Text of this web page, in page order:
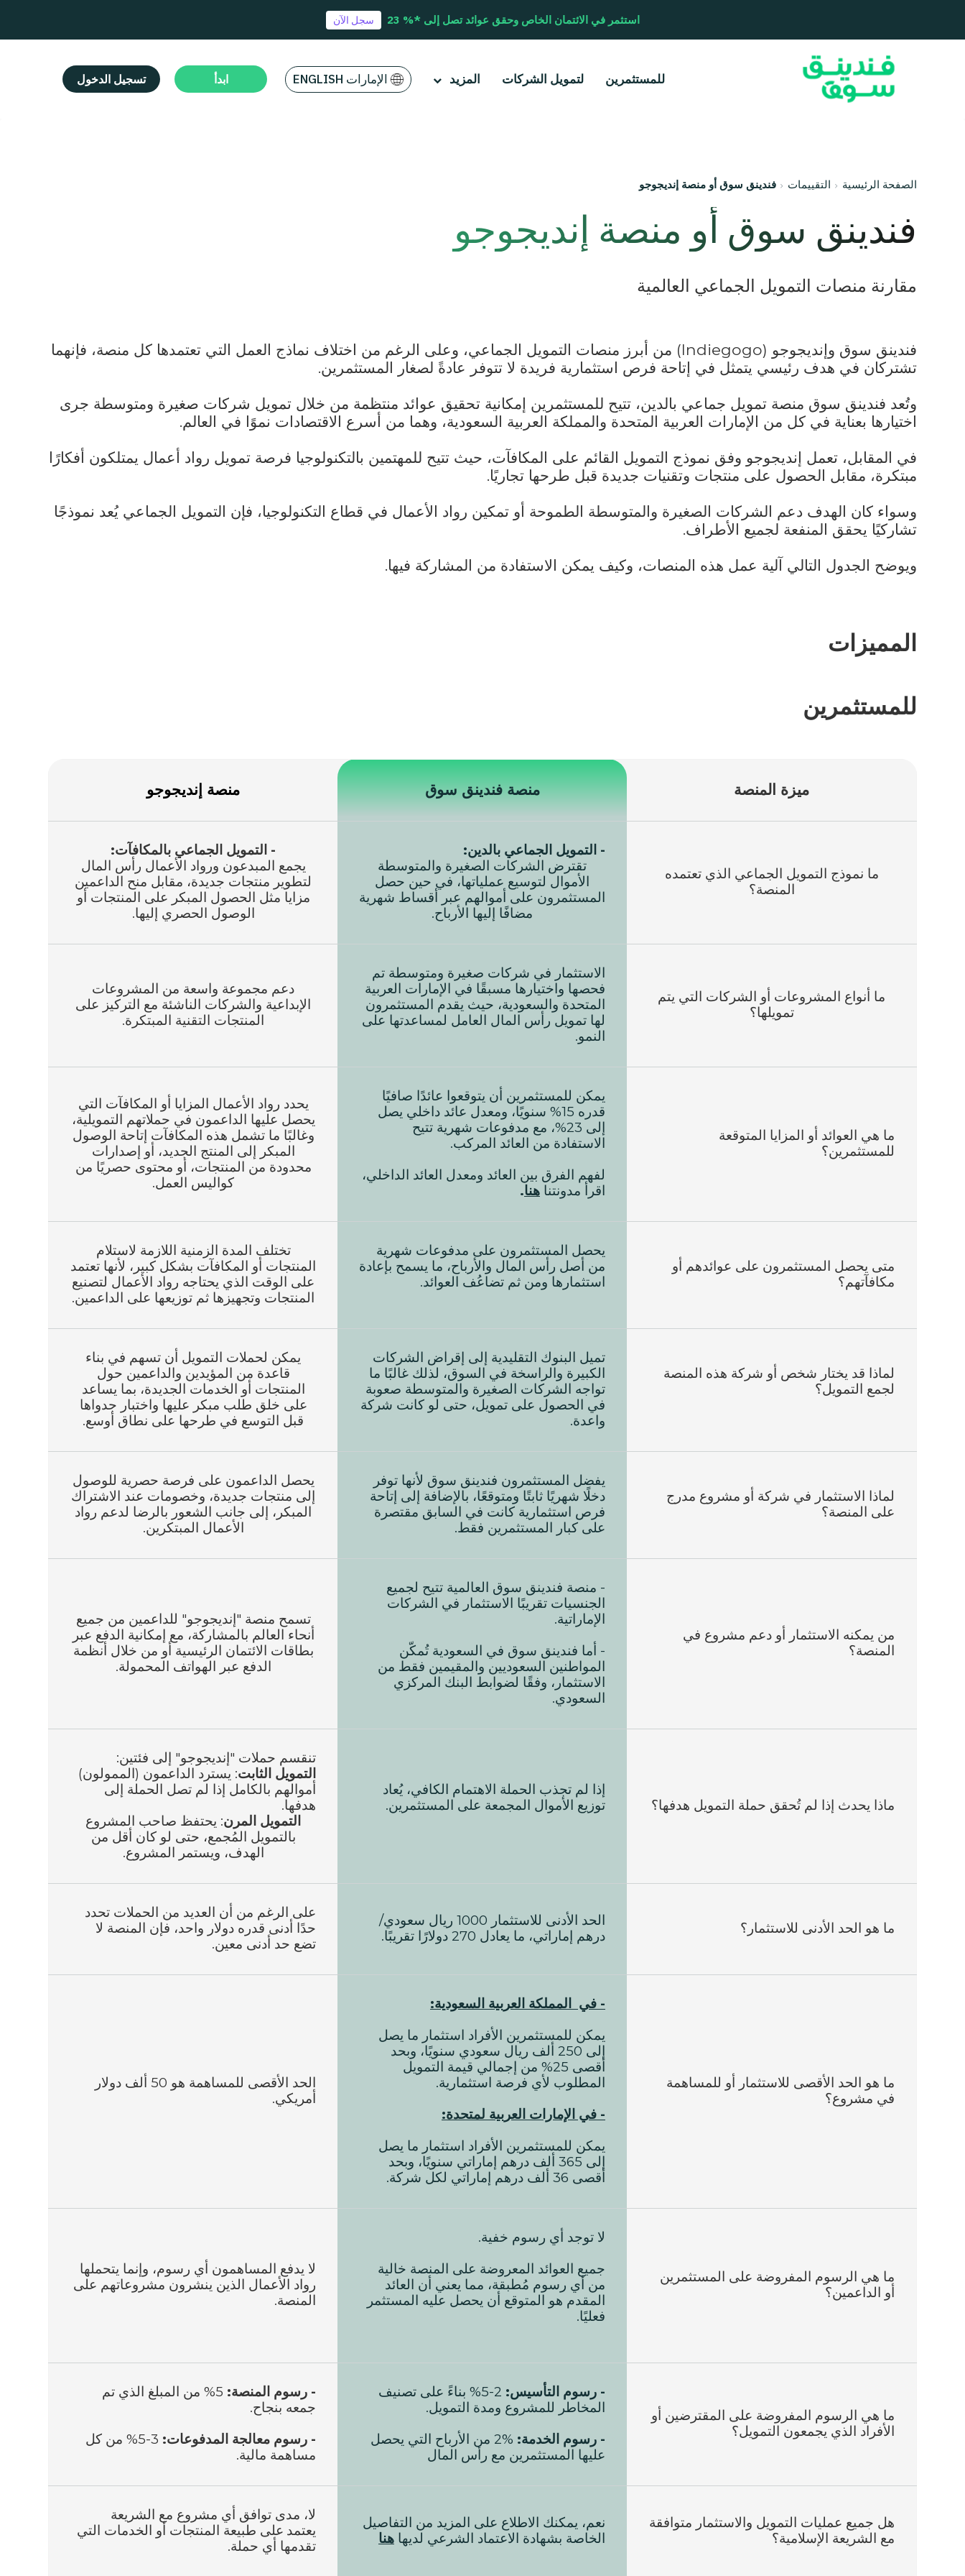
استثمر في الائتمان الخاص وحقق عوائد تصل إلى *% 23 سجل الآن
للمستثمرين لتمويل الشركات المزيد الإمارات ENGLISH ابدأ تسجيل الدخول
الصفحة الرئيسية التقييمات فندينق سوق أو منصة إنديجوجو
فندينق سوق أو منصة إنديجوجو
مقارنة منصات التمويل الجماعي العالمية
فندينق سوق وإنديجوجو (Indiegogo) من أبرز منصات التمويل الجماعي، وعلى الرغم من اختلاف نماذج العمل التي تعتمدها كل منصة، فإنهما
تشتركان في هدف رئيسي يتمثل في إتاحة فرص استثمارية فريدة لا تتوفر عادةً لصغار المستثمرين.
وتُعد فندينق سوق منصة تمويل جماعي بالدين، تتيح للمستثمرين إمكانية تحقيق عوائد منتظمة من خلال تمويل شركات صغيرة ومتوسطة جرى
اختيارها بعناية في كل من الإمارات العربية المتحدة والمملكة العربية السعودية، وهما من أسرع الاقتصادات نموًا في العالم.
في المقابل، تعمل إنديجوجو وفق نموذج التمويل القائم على المكافآت، حيث تتيح للمهتمين بالتكنولوجيا فرصة تمويل رواد أعمال يمتلكون أفكارًا
مبتكرة، مقابل الحصول على منتجات وتقنيات جديدة قبل طرحها تجاريًا.
وسواء كان الهدف دعم الشركات الصغيرة والمتوسطة الطموحة أو تمكين رواد الأعمال في قطاع التكنولوجيا، فإن التمويل الجماعي يُعد نموذجًا
تشاركيًا يحقق المنفعة لجميع الأطراف.
ويوضح الجدول التالي آلية عمل هذه المنصات، وكيف يمكن الاستفادة من المشاركة فيها.
المميزات
للمستثمرين
ميزة المنصة منصة فندينق سوق منصة إنديجوجو
ما نموذج التمويل الجماعي الذي تعتمده
المنصة؟
- التمويل الجماعي بالدين:
تقترض الشركات الصغيرة والمتوسطة
الأموال لتوسيع عملياتها، في حين حصل
المستثمرون على أموالهم عبر أقساط شهرية
مضافًا إليها الأرباح.
- التمويل الجماعي بالمكافآت:
يجمع المبدعون ورواد الأعمال رأس المال
لتطوير منتجات جديدة، مقابل منح الداعمين
مزايا مثل الحصول المبكر على المنتجات أو
الوصول الحصري إليها.
ما أنواع المشروعات أو الشركات التي يتم
تمويلها؟
الاستثمار في شركات صغيرة ومتوسطة تم
فحصها واختيارها مسبقًا في الإمارات العربية
المتحدة والسعودية، حيث يقدم المستثمرون
لها تمويل رأس المال العامل لمساعدتها على
النمو.
دعم مجموعة واسعة من المشروعات
الإبداعية والشركات الناشئة مع التركيز على
المنتجات التقنية المبتكرة.
ما هي العوائد أو المزايا المتوقعة
للمستثمرين؟
يمكن للمستثمرين أن يتوقعوا عائدًا صافيًا
قدره 15% سنويًا، ومعدل عائد داخلي يصل
إلى 23%، مع مدفوعات شهرية تتيح
الاستفادة من العائد المركب.
لفهم الفرق بين العائد ومعدل العائد الداخلي،
اقرأ مدونتنا هنا.
يحدد رواد الأعمال المزايا أو المكافآت التي
يحصل عليها الداعمون في حملاتهم التمويلية،
وغالبًا ما تشمل هذه المكافآت إتاحة الوصول
المبكر إلى المنتج الجديد، أو إصدارات
محدودة من المنتجات، أو محتوى حصريًا من
كواليس العمل.
متى يحصل المستثمرون على عوائدهم أو
مكافآتهم؟
يحصل المستثمرون على مدفوعات شهرية
من أصل رأس المال والأرباح، ما يسمح بإعادة
استثمارها ومن ثم تضاعُف العوائد.
تختلف المدة الزمنية اللازمة لاستلام
المنتجات أو المكافآت بشكل كبير، لأنها تعتمد
على الوقت الذي يحتاجه رواد الأعمال لتصنيع
المنتجات وتجهيزها ثم توزيعها على الداعمين.
لماذا قد يختار شخص أو شركة هذه المنصة
لجمع التمويل؟
تميل البنوك التقليدية إلى إقراض الشركات
الكبيرة والراسخة في السوق، لذلك غالبًا ما
تواجه الشركات الصغيرة والمتوسطة صعوبة
في الحصول على تمويل، حتى لو كانت شركة
واعدة.
يمكن لحملات التمويل أن تسهم في بناء
قاعدة من المؤيدين والداعمين حول
المنتجات أو الخدمات الجديدة، بما يساعد
على خلق طلب مبكر عليها واختبار جدواها
قبل التوسع في طرحها على نطاق أوسع.
لماذا الاستثمار في شركة أو مشروع مدرج
على المنصة؟
يفضل المستثمرون فندينق سوق لأنها توفر
دخلًا شهريًا ثابتًا ومتوقعًا، بالإضافة إلى إتاحة
فرص استثمارية كانت في السابق مقتصرة
على كبار المستثمرين فقط.
يحصل الداعمون على فرصة حصرية للوصول
إلى منتجات جديدة، وخصومات عند الاشتراك
المبكر، إلى جانب الشعور بالرضا لدعم رواد
الأعمال المبتكرين.
من يمكنه الاستثمار أو دعم مشروع في
المنصة؟
- منصة فندينق سوق العالمية تتيح لجميع
الجنسيات تقريبًا الاستثمار في الشركات
الإماراتية.
- أما فندينق سوق في السعودية تُمكّن
المواطنين السعوديين والمقيمين فقط من
الاستثمار، وفقًا لضوابط البنك المركزي
السعودي.
تسمح منصة "إنديجوجو" للداعمين من جميع
أنحاء العالم بالمشاركة، مع إمكانية الدفع عبر
بطاقات الائتمان الرئيسية أو من خلال أنظمة
الدفع عبر الهواتف المحمولة.
ماذا يحدث إذا لم تُحقق حملة التمويل هدفها؟
إذا لم تجذب الحملة الاهتمام الكافي، يُعاد
توزيع الأموال المجمعة على المستثمرين.
تنقسم حملات "إنديجوجو" إلى فئتين:
التمويل الثابت: يسترد الداعمون (الممولون)
أموالهم بالكامل إذا لم تصل الحملة إلى
هدفها.
التمويل المرن: يحتفظ صاحب المشروع
بالتمويل المُجمع، حتى لو كان أقل من
الهدف، ويستمر المشروع.
ما هو الحد الأدنى للاستثمار؟
الحد الأدنى للاستثمار 1000 ريال سعودي/
درهم إماراتي، ما يعادل 270 دولارًا تقريبًا.
على الرغم من أن العديد من الحملات تحدد
حدًا أدنى قدره دولار واحد، فإن المنصة لا
تضع حد أدنى معين.
ما هو الحد الأقصى للاستثمار أو للمساهمة
في مشروع؟
- في المملكة العربية السعودية:
يمكن للمستثمرين الأفراد استثمار ما يصل
إلى 250 ألف ريال سعودي سنويًا، وبحد
أقصى 25% من إجمالي قيمة التمويل
المطلوب لأي فرصة استثمارية.
- في ا لإمارات العربية لمتحدة:
يمكن للمستثمرين الأفراد استثمار ما يصل
إلى 365 ألف درهم إماراتي سنويًا، وبحد
أقصى 36 ألف درهم إماراتي لكل شركة.
الحد الأقصى للمساهمة هو 50 ألف دولار
أمريكي.
ما هي الرسوم المفروضة على المستثمرين
أو الداعمين؟
لا توجد أي رسوم خفية.
جميع العوائد المعروضة على المنصة خالية
من أي رسوم مُطبقة، مما يعني أن العائد
المقدم هو المتوقع أن يحصل عليه المستثمر
فعليًا.
لا يدفع المساهمون أي رسوم، وإنما يتحملها
رواد الأعمال الذين ينشرون مشروعاتهم على
المنصة.
ما هي الرسوم المفروضة على المقترضين أو
الأفراد الذي يجمعون التمويل؟
- رسوم التأسيس:
2-5% بناءً على تصنيف
المخاطر للمشروع ومدة التمويل.
- رسوم الخدمة:
2% من الأرباح التي يحصل
عليها المستثمرين مع رأس المال
- رسوم المنصة:
5% من المبلغ الذي تم
جمعه بنجاح.
- رسوم معالجة المدفوعات:
3-5% من كل
مساهمة مالية.
هل جميع عمليات التمويل والاستثمار متوافقة
مع الشريعة الإسلامية؟
نعم، يمكنك الاطلاع على المزيد من التفاصيل
الخاصة بشهادة الاعتماد الشرعي لديها هنا
لا، مدى توافق أي مشروع مع الشريعة
يعتمد على طبيعة المنتجات أو الخدمات التي
تقدمها أي حملة.